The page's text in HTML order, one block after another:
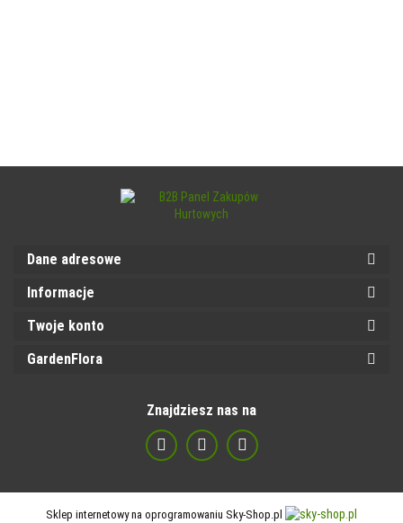
Dane adresowe
Informacje
Twoje konto
GardenFlora
Znajdziesz nas na
Sklep internetowy na oprogramowaniu Sky-Shop.pl